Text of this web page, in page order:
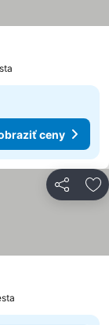
ceny
Zdieľať